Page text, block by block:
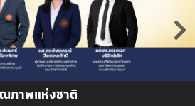
ณภาพแห่งชาติ